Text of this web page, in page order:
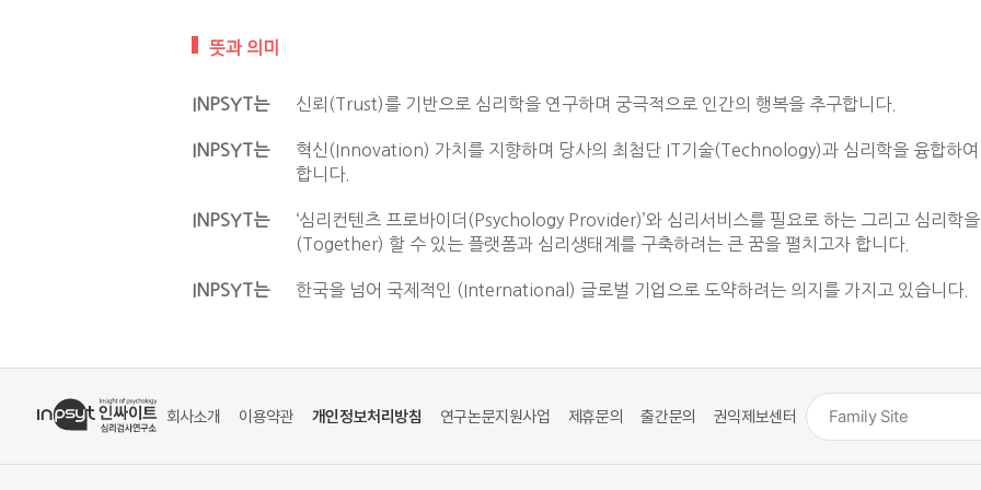
뜻과 의미
INPSYT는 신뢰(Trust)를 기반으로 심리학을 연구하며 궁극적으로 인간의 행복을 추구합니다.
INPSYT는
혁신(Innovation) 가치를 지향하며 당사의 최첨단 IT기술(Technology)과 심리학을 융합하여
합니다.
INPSYT는
‘심리컨텐츠 프로바이더(Psychology Provider)’와 심리서비스를 필요로 하는 그리고 심리학
(Together) 할 수 있는 플랫폼과 심리생태계를 구축하려는 큰 꿈을 펼치고자 합니다.
INPSYT는 한국을 넘어 국제적인 (International) 글로벌 기업으로 도약하려는 의지를 가지고 있습니다.
회사소개 이용약관 개인정보처리방침 연구논문지원사업 제휴문의 출간문의 권익제보센터